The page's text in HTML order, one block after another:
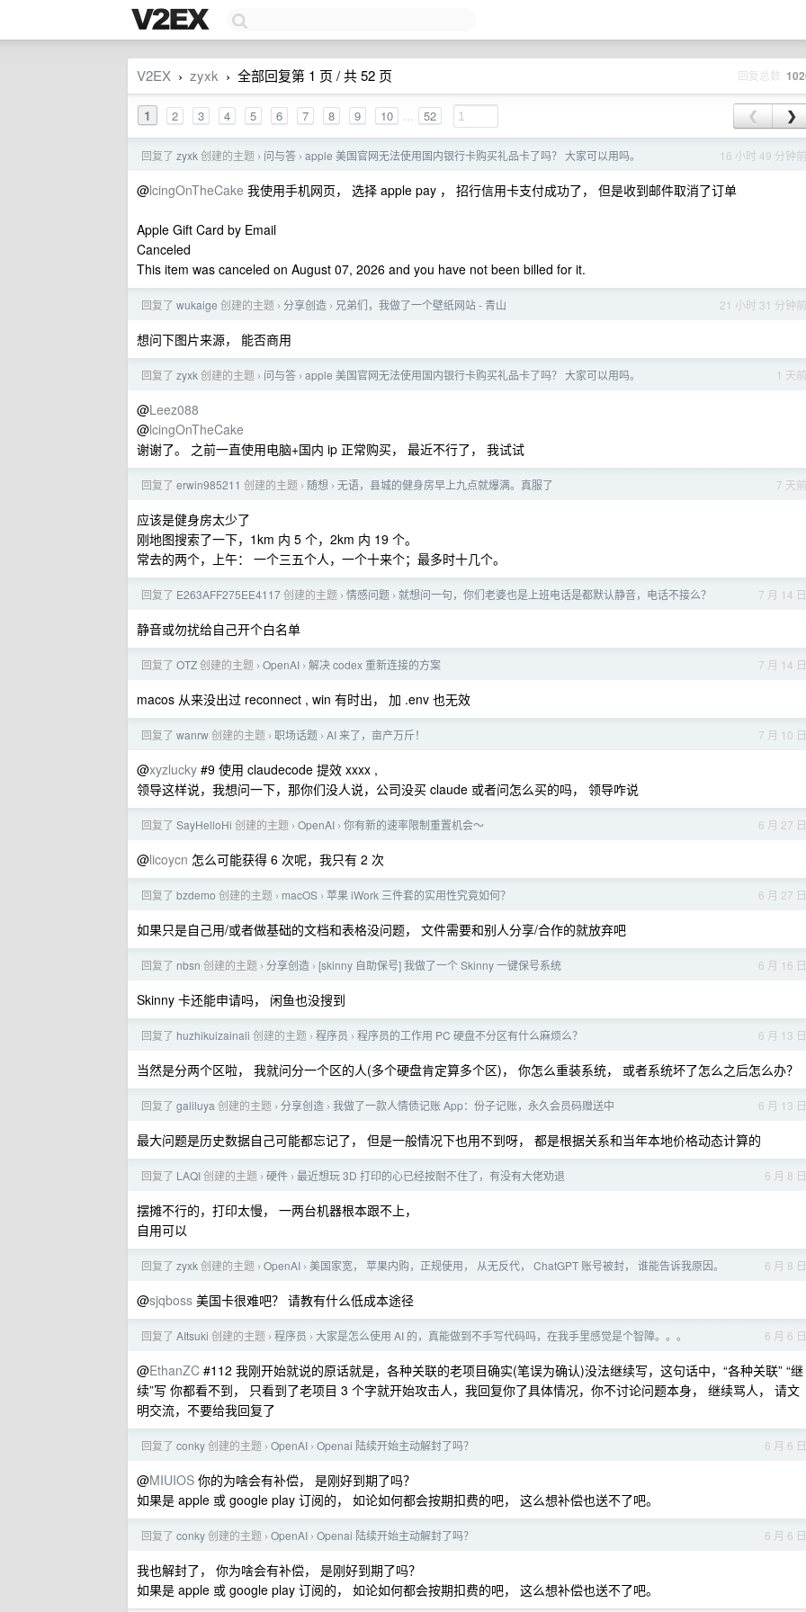
V2EX › zyxk › 全部回复第 1 页 / 共 52 页 回复总数
1 2 3 4 5 6 7 8 9 10 ... 52 ❮ ❯
16 小时 49 分钟前
回复了 zyxk创建的主题 › 问与答 › apple 美国官网无法使用国内银行卡购买礼品卡了吗？ 大家可以用吗。
@lcingOnTheCake 我使用手机网页， 选择 apple pay ， 招行信用卡支付成功了， 但是收到邮件取消了订单
Apple Gift Card by Email
Canceled
This item was canceled on August 07, 2026 and you have not been billed for it.
21 小时 31 分钟前
回复了 wukaige 创建的主题 › 分享创造 › 兄弟们，我做了一个壁纸网站 - 青山
想问下图片来源， 能否商用
1 天前
回复了 zyxk创建的主题 › 问与答 › apple 美国官网无法使用国内银行卡购买礼品卡了吗？ 大家可以用吗。
@Leez088
@lcingOnTheCake
谢谢了。 之前一直使用电脑+国内 ip 正常购买， 最近不行了， 我试试
7 天前
回复了 erwin985211 创建的主题 › 随想 › 无语，县城的健身房早上九点就爆满。真服了
应该是健身房太少了
刚地图搜索了一下，1km 内 5 个，2km 内 19 个。
常去的两个，上午： 一个三五个人，一个十来个；最多时十几个。
7 月 14 日
回复了 E263AFF275EE4117创建的主题 › 情感问题 › 就想问一句，你们老婆也是上班电话是都默认静音，电话不接么？
静音或勿扰给自己开个白名单
7 月 14 日
回复了 OTZ创建的主题 › OpenAI › 解决 codex 重新连接的方案
macos 从来没出过 reconnect , win 有时出， 加 .env 也无效
7 月 10 日
回复了 wanrw创建的主题 › 职场话题 › AI 来了，亩产万斤！
@xyzlucky #9 使用 claudecode 提效 xxxx ,
领导这样说，我想问一下，那你们没人说，公司没买 claude 或者问怎么买的吗， 领导咋说
6 月 27 日
回复了 SayHelloHi 创建的主题 › OpenAI › 你有新的速率限制重置机会～
@licoycn 怎么可能获得 6 次呢，我只有 2 次
6 月 27 日
回复了 bzdemo 创建的主题 › macOS › 苹果 iWork 三件套的实用性究竟如何？
如果只是自己用/或者做基础的文档和表格没问题， 文件需要和别人分享/合作的就放弃吧
6 月 16 日
回复了 nbsn 创建的主题 › 分享创造 › [skinny 自助保号] 我做了一个 Skinny 一键保号系统
Skinny 卡还能申请吗， 闲鱼也没搜到
6 月 13 日
回复了 huzhikuizainali 创建的主题 › 程序员 › 程序员的工作用 PC 硬盘不分区有什么麻烦么？
当然是分两个区啦， 我就问分一个区的人(多个硬盘肯定算多个区)， 你怎么重装系统， 或者系统坏了怎么之后怎么办？
6 月 13 日
回复了 galiluya 创建的主题 › 分享创造 › 我做了一款人情债记账 App：份子记账，永久会员码赠送中
最大问题是历史数据自己可能都忘记了， 但是一般情况下也用不到呀， 都是根据关系和当年本地价格动态计算的
6 月 8 日
回复了 LAQI创建的主题 › 硬件 › 最近想玩 3D 打印的心已经按耐不住了，有没有大佬劝退
摆摊不行的，打印太慢， 一两台机器根本跟不上，
自用可以
6 月 8 日
回复了 zyxk创建的主题 › OpenAI › 美国家宽， 苹果内购，正规使用， 从无反代， ChatGPT 账号被封， 谁能告诉我原因。
@sjqboss 美国卡很难吧？ 请教有什么低成本途径
6 月 6 日
回复了 AItsuki 创建的主题 › 程序员 › 大家是怎么使用 AI 的，真能做到不手写代码吗，在我手里感觉是个智障。。。
@EthanZC #112 我刚开始就说的原话就是，各种关联的老项目确实(笔误为确认)没法继续写，这句话中，“各种关联” “继
续”写 你都看不到， 只看到了老项目 3 个字就开始攻击人，我回复你了具体情况，你不讨论问题本身， 继续骂人， 请文
明交流，不要给我回复了
6 月 6 日
回复了 conky创建的主题 › OpenAI › Openai 陆续开始主动解封了吗？
@MIUIOS 你的为啥会有补偿， 是刚好到期了吗？
如果是 apple 或 google play 订阅的， 如论如何都会按期扣费的吧， 这么想补偿也送不了吧。
6 月 6 日
回复了 conky创建的主题 › OpenAI › Openai 陆续开始主动解封了吗？
我也解封了， 你为啥会有补偿， 是刚好到期了吗？
如果是 apple 或 google play 订阅的， 如论如何都会按期扣费的吧， 这么想补偿也送不了吧。